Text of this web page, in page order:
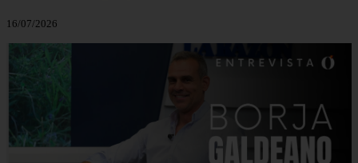
16/07/2026